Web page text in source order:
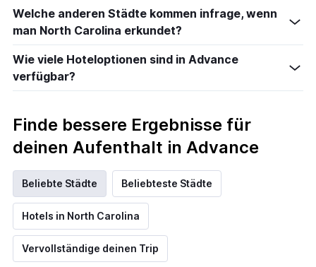
Welche anderen Städte kommen infrage, wenn
man North Carolina erkundet?
Wie viele Hoteloptionen sind in Advance
verfügbar?
Finde bessere Ergebnisse für
deinen Aufenthalt in Advance
Beliebte Städte Beliebteste Städte
Hotels in North Carolina
Vervollständige deinen Trip